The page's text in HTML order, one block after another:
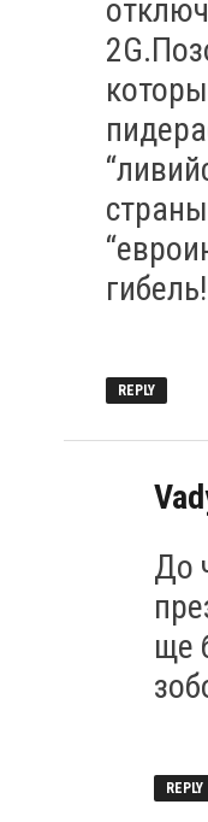
гибель!
REPLY
До
ще
REPLY